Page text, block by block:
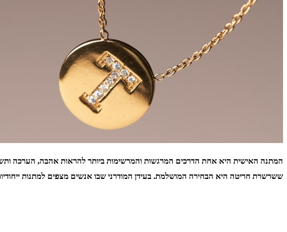
המתנה האישית היא אחת הדרכים המרגשות והמרשימות ביותר להראות אהבה, הערכה
ששרשרת חריטה היא הבחירה המושלמת. בעידן המודרני שבו אנשים מצפים למתנות